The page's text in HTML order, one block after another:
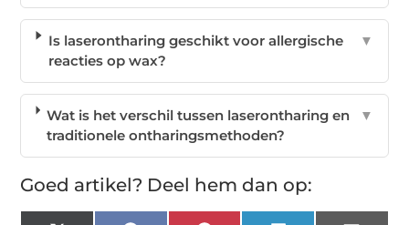
Is laserontharing geschikt voor allergische
reacties op wax?
▼
Wat is het verschil tussen laserontharing en
traditionele ontharingsmethoden?
▼
Goed artikel? Deel hem dan op: